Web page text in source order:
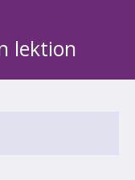
lektion